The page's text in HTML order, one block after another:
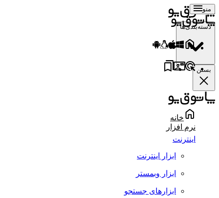
منو
دسته‌بندی‌ها
بستن
خانه
نرم افزار
اینترنت
ابزار اینترنت
ابزار وبمستر
ابزارهای جستجو